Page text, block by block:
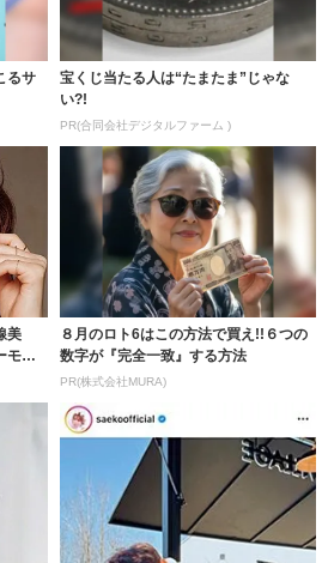
るサ
宝くじ当たる人は“たまたま”じゃな
い?!
PR(合同会社デジタルファーム )
美
モデ
８月のロト6はこの方法で買え!!６つの
数字が『完全一致』する方法
PR(株式会社MURA)